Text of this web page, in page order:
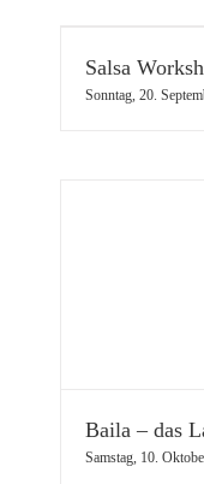
Salsa
Sonntag, 20.
Baila – das
Samstag, 10.